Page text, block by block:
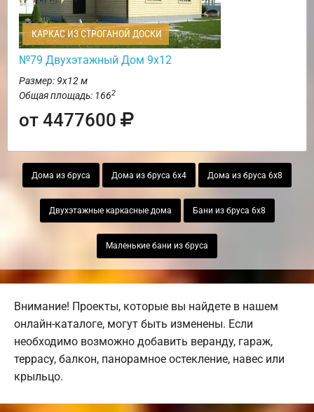
КАРКАС ИЗ СТРОГАНОЙ ДОСКИ
№79 Двухэтажный Дом 9х12
Размер: 9х12 м
Общая площадь: 1662
от 4477600
Дома из бруса Дома из бруса 6х4 Дома из бруса 6х8
Двухэтажные каркасные дома Бани из бруса 6х8
Маленькие бани из бруса
Внимание! Проекты, которые вы найдете в нашем
онлайн-каталоге, могут быть изменены. Если
необходимо возможно добавить веранду, гараж,
террасу, балкон, панорамное остекление, навес или
крыльцо.